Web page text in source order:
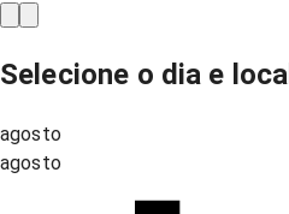
Selecione o dia e local
agosto
agosto